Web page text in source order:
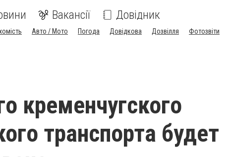
Вакансії Довідник
Авто / Мото Погода Довідкова Дозвілля Фотозвіти
кременчугского
транспорта будет